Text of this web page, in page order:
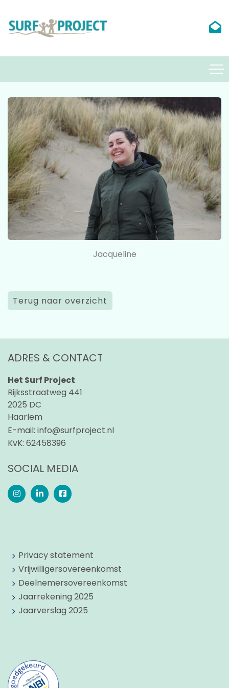
Jacqueline
Terug naar overzicht
ADRES & CONTACT
Het Surf Project
Rijksstraatweg 441
2025 DC
Haarlem
E-mail: info@surfproject.nl
KvK: 62458396
SOCIAL MEDIA
Privacy statement
Vrijwilligersovereenkomst
Deelnemersovereenkomst
Jaarrekening 2025
Jaarverslag 2025